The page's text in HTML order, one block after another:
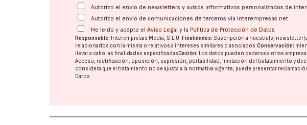
Autorizo el envío de newsletters y avisos informativos personalizados de
Autorizo el envío de comunicaciones de terceros vía interempresas.net
He leído y acepto elAviso Legal y la Política de Protección de Datos
Responsable: Interempresas Media, S.L.U.Finalidades: Suscripción a nuestra(s)
relacionados con la misma o relativos a intereses similares o asociados.Conservación:
llevar a cabo las finalidades especificadasCesión: Los datos pueden cederse a otras
Acceso, rectificación, oposición, supresión, portabilidad, limitación del tratatamiento y
considera que el tratamiento no se ajusta a la normativa vigente, puede presentar
Datos